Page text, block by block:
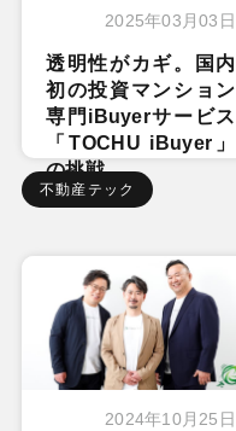
2025年03月03日
透明性がカギ。国内
初の投資マンション
専門iBuyerサービス
「TOCHU iBuyer」
の挑戦
不動産テック
2024年10月25日